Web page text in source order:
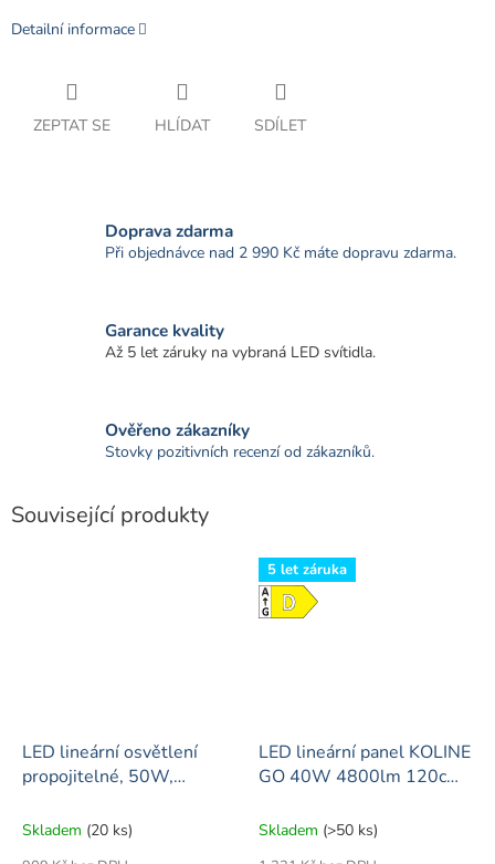
Detailní informace
ZEPTAT SE HLÍDAT SDÍLET
Doprava zdarma
Při objednávce nad 2 990 Kč máte dopravu zdarma.
Garance kvality
Až 5 let záruky na vybraná LED svítidla.
Ověřeno zákazníky
Stovky pozitivních recenzí od zákazníků.
Související produkty
LED lineární osvětlení
propojitelné, 50W,
Skladem (20 ks)
5 let záruka
LED lineární panel KOLINE
GO 40W 4800lm 120cm
Skladem (>50 ks)